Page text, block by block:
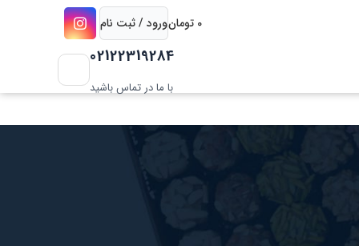
0 تومانورود / ثبت نام
02122319284
با ما در تماس باشید